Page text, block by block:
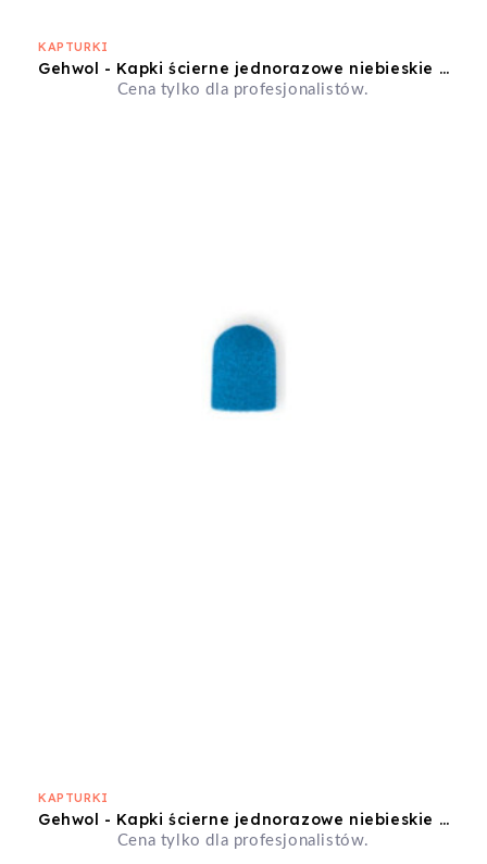
KAPTURKI
Gehwol - Kapki ścierne jednorazowe niebieskie 5mm średnioziarniste (10szt.)
Cena tylko dla profesjonalistów.
KAPTURKI
Gehwol - Kapki ścierne jednorazowe niebieskie 5mm gruboziarniste (10szt.)
Cena tylko dla profesjonalistów.